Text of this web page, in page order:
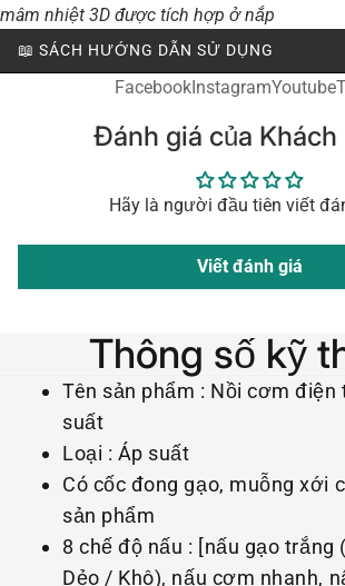
mâm nhiệt 3D được tích hợp ở nắp
📖 SÁCH HƯỚNG DẪN SỬ DỤNG
FacebookInstagramYoutube
Đánh giá của Khách
Hãy là người đầu tiên viết
Viết đánh giá
Thông số kỹ
Tên sản phẩm : Nồi cơm
suất
Loại : Áp suất
Có cốc đong gạo, muỗng xới
sản phẩm
8 chế độ nấu : [nấu gạo
Dẻo / Khô), nấu cơm nhanh,